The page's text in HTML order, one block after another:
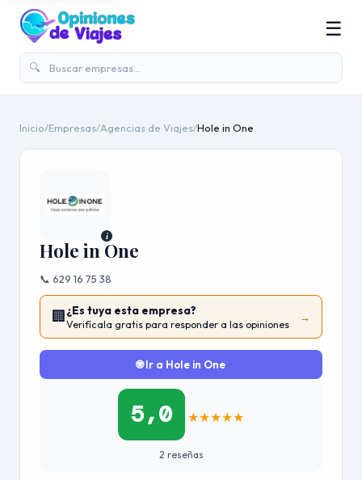
🔍
☰
Inicio/Empresas/Agencias de Viajes/Hole in One
i
Hole in One
📞 629 16 75 38
🏢¿Es tuya esta empresa?
Verifícala gratis para responder a las opiniones
→
🌐 Ir a Hole in One
5,0 ★★★★★
2 reseñas